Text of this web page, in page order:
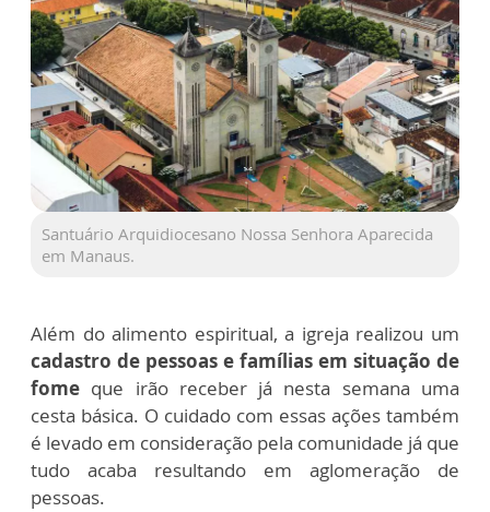
Santuário Arquidiocesano Nossa Senhora Aparecida
em Manaus.
Além do alimento espiritual, a igreja realizou um
cadastro de pessoas e famílias em situação de
fome que irão receber já nesta semana uma
cesta básica. O cuidado com essas ações também
é levado em consideração pela comunidade já que
tudo acaba resultando em aglomeração de
pessoas.